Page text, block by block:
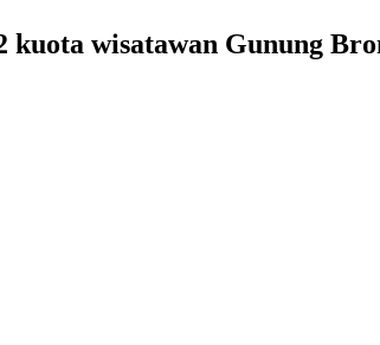
kuota wisatawan Gunung